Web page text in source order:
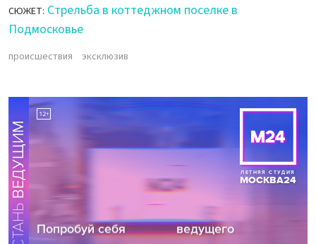
СЮЖЕТ: Стрельба в коттеджном поселке в
Подмосковье
происшествия эксклюзив